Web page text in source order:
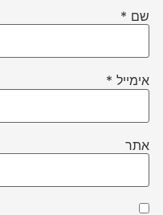
שם *
אימייל *
אתר